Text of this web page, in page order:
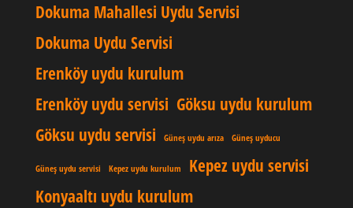
Dokuma Mahallesi Uydu Servisi
Dokuma Uydu Servisi
Erenköy uydu kurulum
Erenköy uydu servisi Göksu uydu kurulum
Göksu uydu servisi
Güneş uydu arıza Güneş uyducu
Güneş uydu servisi Kepez uydu kurulum
Kepez uydu servisi
Konyaaltı uydu kurulum